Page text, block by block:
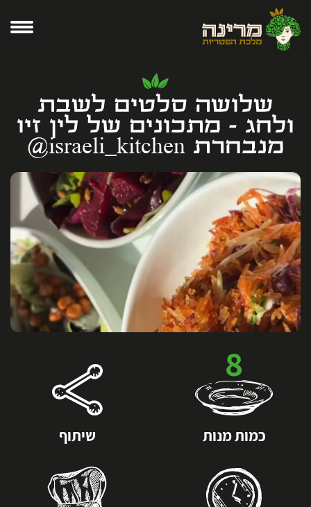
שלושה סלטים לשבת
ולחג - מתכונים של לין זיו
מנבחרת ‪@israeli_kitchen‬
8
כמות מנות שיתוף